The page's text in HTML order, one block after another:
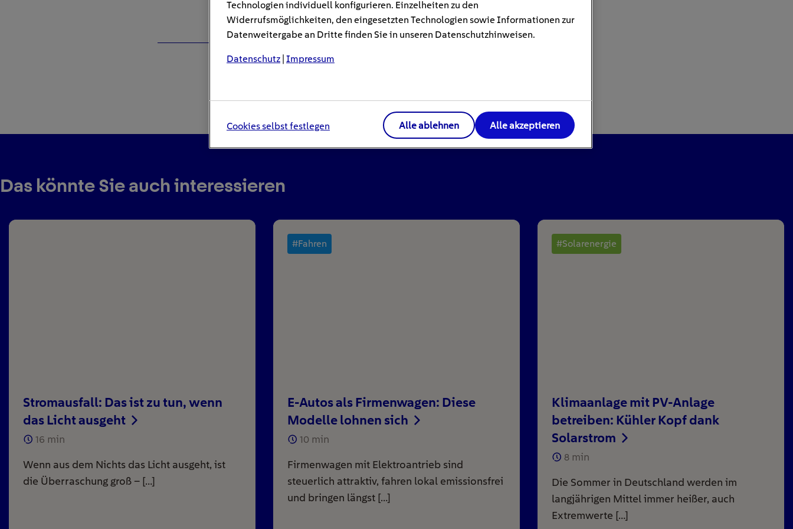
Das könnte Sie auch interessieren
Stromausfall: Das ist zu tun, wenn
das Licht ausgeht
16 min
Wenn aus dem Nichts das Licht ausgeht, ist
die Überraschung groß – […]
#Fahren
E-Autos als Firmenwagen: Diese
Modelle lohnen sich
10 min
Firmenwagen mit Elektroantrieb sind
steuerlich attraktiv, fahren lokal emissionsfrei
und bringen längst […]
#Solarenergie
Klimaanlage mit PV-Anlage
betreiben: Kühler Kopf dank
Solarstrom
8 min
Die Sommer in Deutschland werden im
langjährigen Mittel immer heißer, auch
Extremwerte […]
Technologien individuell konfigurieren. Einzelheiten zu den
Widerrufsmöglichkeiten, den eingesetzten Technologien sowie Informationen zur
Datenweitergabe an Dritte finden Sie in unseren Datenschutzhinweisen.
Datenschutz | Impressum
Cookies selbst festlegen Alle ablehnen Alle akzeptieren